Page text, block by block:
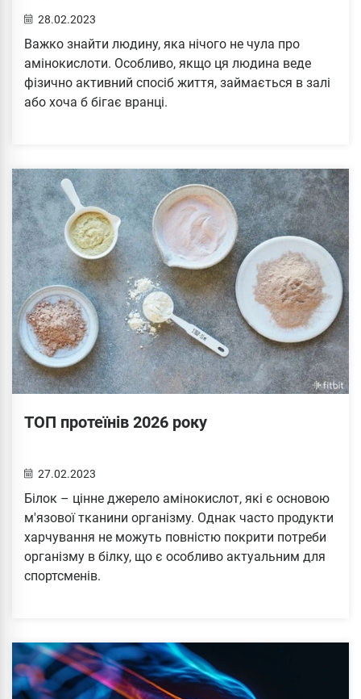
28.02.2023
Важко знайти людину, яка нічого не чула про
амінокислоти. Особливо, якщо ця людина веде
фізично активний спосіб життя, займається в залі
або хоча б бігає вранці.
ТОП протеїнів 2026 року
27.02.2023
Білок – цінне джерело амінокислот, які є основою
м'язової тканини організму. Однак часто продукти
харчування не можуть повністю покрити потреби
організму в білку, що є особливо актуальним для
спортсменів.